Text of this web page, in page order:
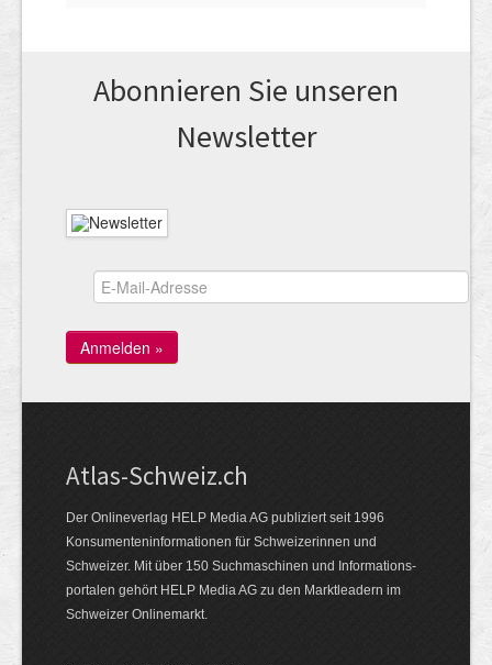
Abonnieren Sie unseren
News­letter
Atlas-Schweiz.ch
Der Onlineverlag HELP Media AG publiziert seit 1996
Konsumenten­infor­mationen für Schwei­zerinnen und
Schweizer. Mit über 150 Such­ma­schinen und Infor­mations­
portalen gehört HELP Media AG zu den Markt­leadern im
Schweizer Onlinemarkt.